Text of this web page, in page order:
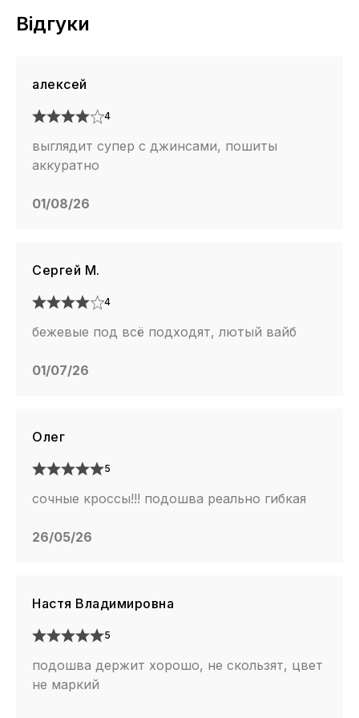
Відгуки
алексей
4
выглядит супер с джинсами, пошиты
аккуратно
01/08/26
Сергей М.
4
бежевые под всё подходят, лютый вайб
01/07/26
Олег
5
сочные кроссы!!! подошва реально гибкая
26/05/26
Настя Владимировна
5
подошва держит хорошо, не скользят, цвет
не маркий